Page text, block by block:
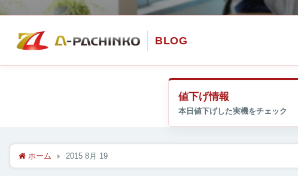
値下げ情報
ホーム 2015 8月 19